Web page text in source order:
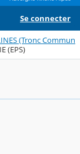
Se connecter
(Tronc Commun
(EPS)